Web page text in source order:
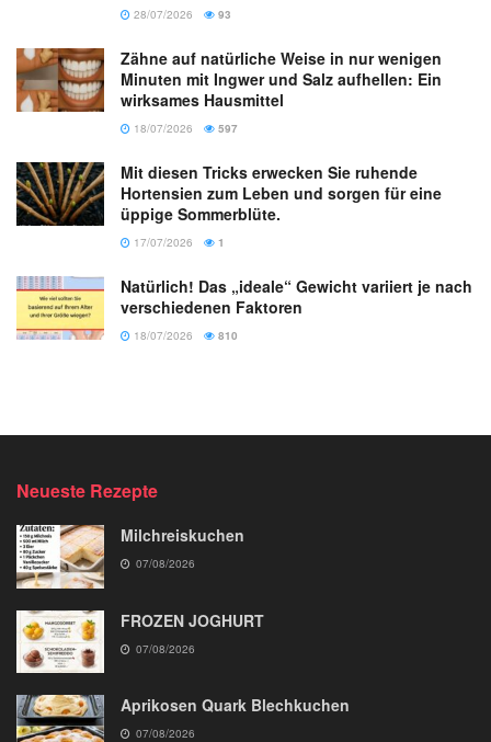
28/07/2026 93
Zähne auf natürliche Weise in nur wenigen
Minuten mit Ingwer und Salz aufhellen: Ein
wirksames Hausmittel
18/07/2026 597
Mit diesen Tricks erwecken Sie ruhende
Hortensien zum Leben und sorgen für eine
üppige Sommerblüte.
17/07/2026 1
Natürlich! Das „ideale“ Gewicht variiert je nach
verschiedenen Faktoren
18/07/2026 810
Neueste Rezepte
Milchreiskuchen
07/08/2026
FROZEN JOGHURT
07/08/2026
Aprikosen Quark Blechkuchen
07/08/2026